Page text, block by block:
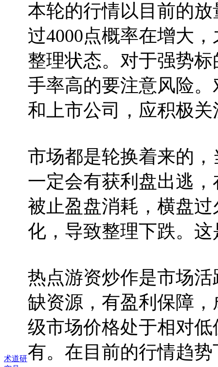
术道研
本轮的行情以目前的
过4000点概率在增大
整理状态。对于强势
手率高的要注意风险
和上市公司，应积极
市场都是轮换着来的
一定会有获利盘出逃
被止盈盘消耗，横盘
化，导致整理下跌。
热点游资炒作是市场
缺资源，有盈利保障
级市场价格处于相对
有。在目前的行情趋